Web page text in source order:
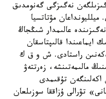
نەگىزگى گەنومدىق
مۋتاتسيا
عالىمدار شىڭجاڭ
ايماعىندا قالىپتاسقان
راستادى. ش و ق ك
مالىمەتىنشە، زەرتتەۋ
تۇقىمدى
تۋرالى ۇزاققا سوزىلعان